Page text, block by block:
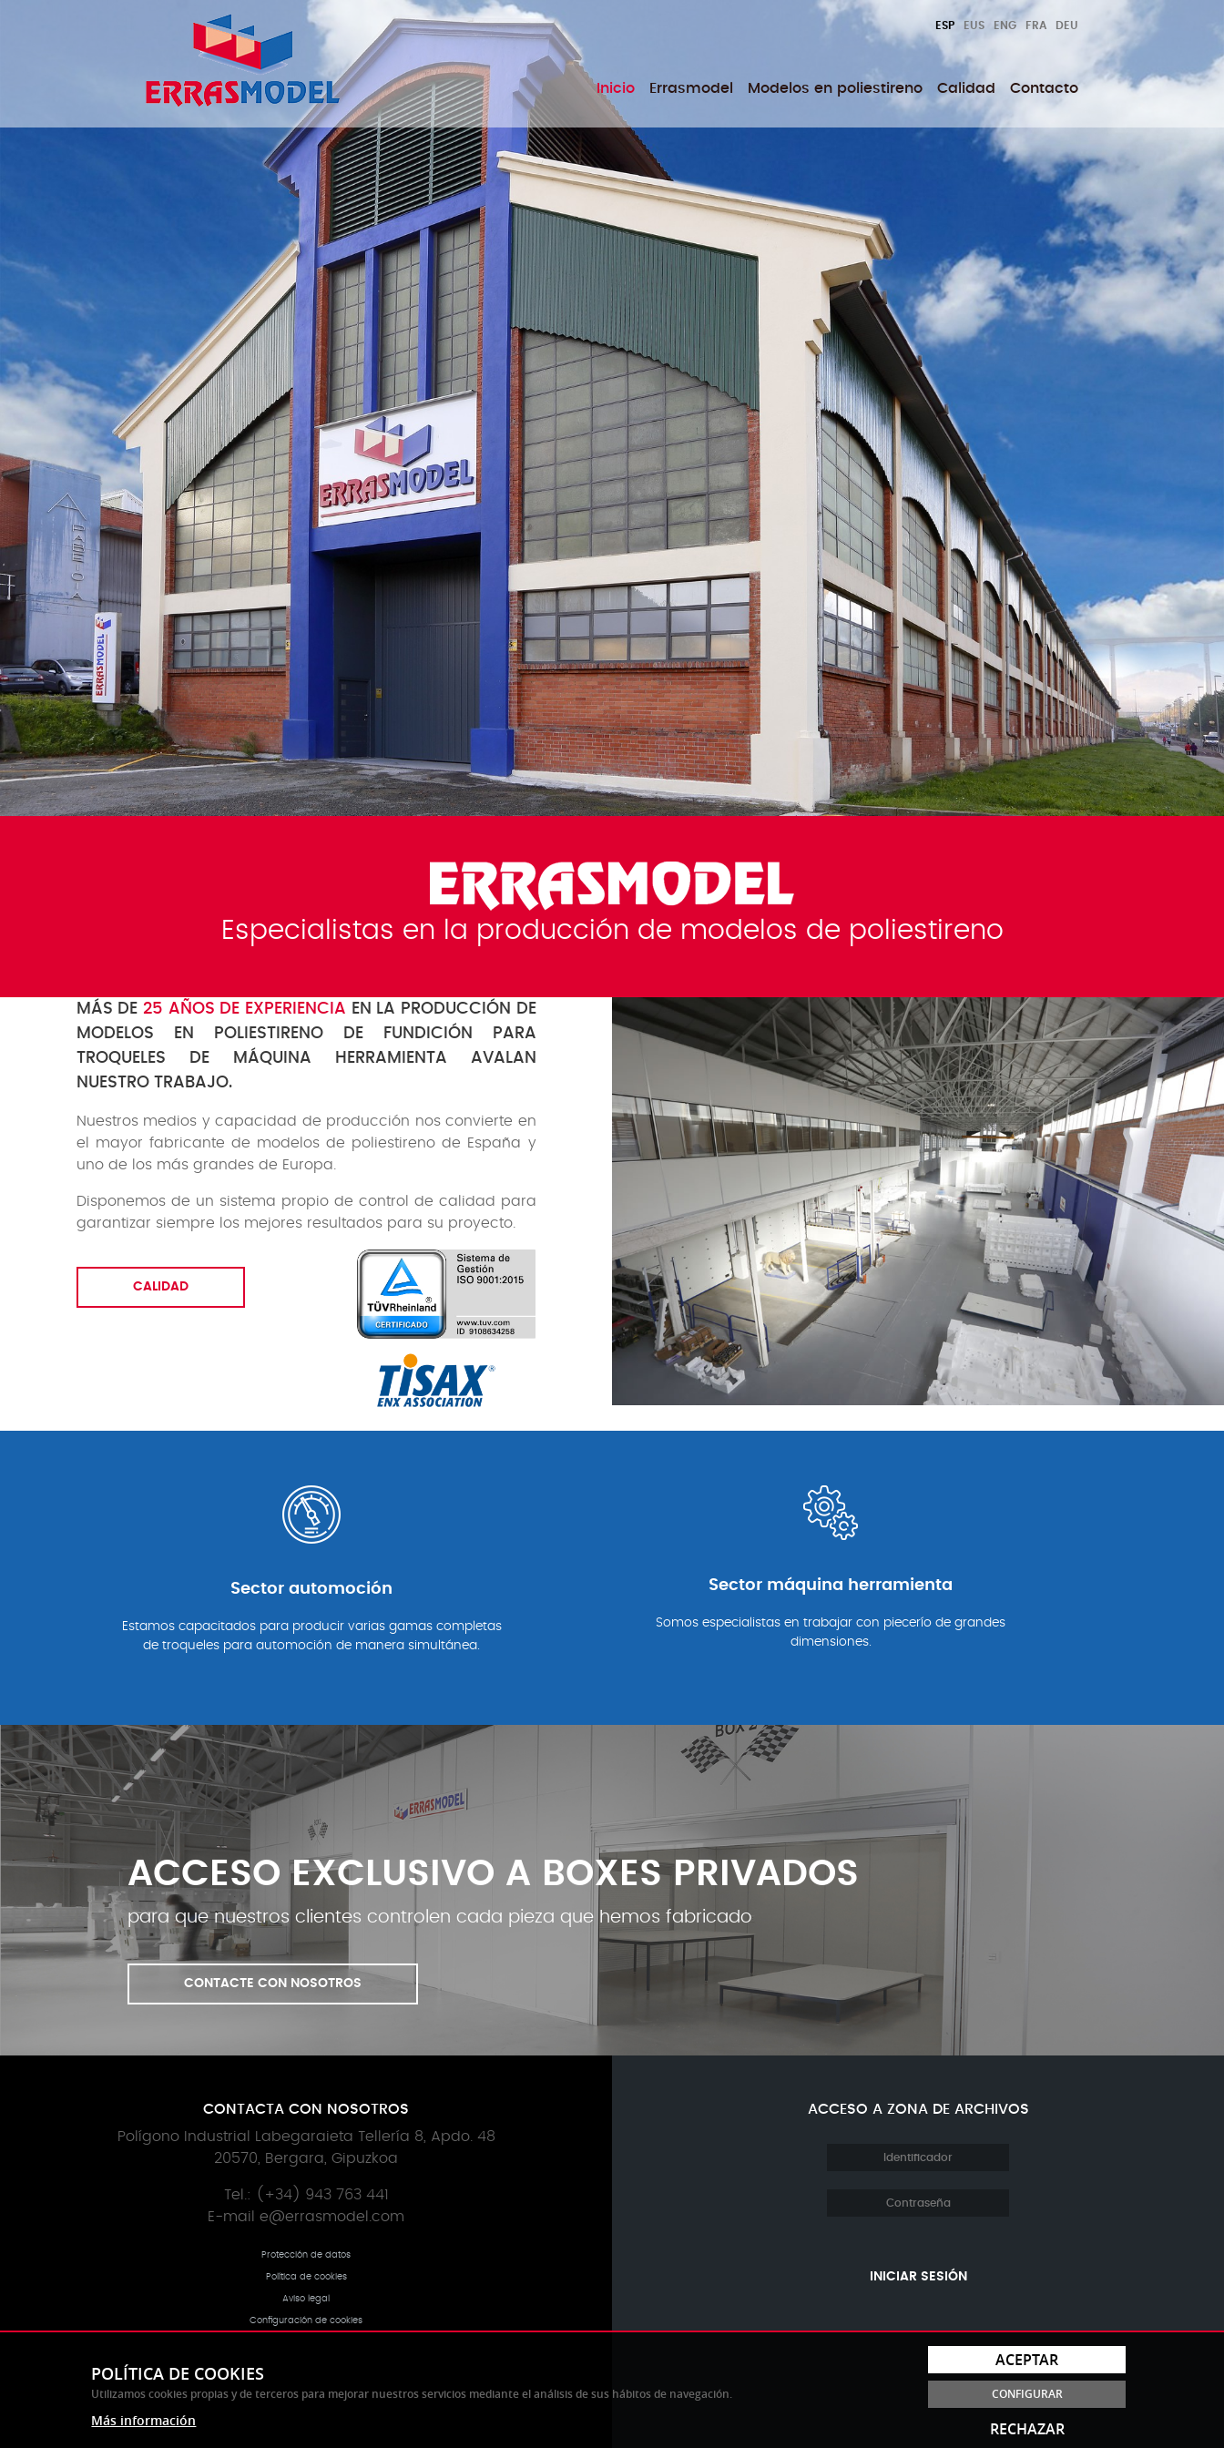
ESP EUS ENG FRA DEU
Inicio Errasmodel Modelos en poliestireno Calidad Contacto
Especialistas en la producción de modelos de poliestireno
MÁS DE 25 AÑOS DE EXPERIENCIA EN LA PRODUCCIÓN DE
MODELOS EN POLIESTIRENO DE FUNDICIÓN PARA
TROQUELES DE MÁQUINA HERRAMIENTA AVALAN
NUESTRO TRABAJO.
Nuestros medios y capacidad de producción nos convierte en
el mayor fabricante de modelos de poliestireno de España y
uno de los más grandes de Europa.
Disponemos de un sistema propio de control de calidad para
garantizar siempre los mejores resultados para su proyecto.
CALIDAD
Sector automoción
Estamos capacitados para producir varias gamas completas
de troqueles para automoción de manera simultánea.
Sector máquina herramienta
Somos especialistas en trabajar con piecerío de grandes
dimensiones.
ACCESO EXCLUSIVO A BOXES PRIVADOS
para que nuestros clientes controlen cada pieza que hemos fabricado
CONTACTE CON NOSOTROS
CONTACTA CON NOSOTROS
Polígono Industrial Labegaraieta Tellería 8, Apdo. 48
20570, Bergara, Gipuzkoa
Tel.: (+34) 943 763 441
E-mail e@errasmodel.com
Protección de datos
Política de cookies
Aviso legal
Configuración de cookies
ACCESO A ZONA DE ARCHIVOS
INICIAR SESIÓN
POLÍTICA DE COOKIES
Utilizamos cookies propias y de terceros para mejorar nuestros servicios mediante el análisis de sus hábitos de navegación.
Más información
ACEPTAR
CONFIGURAR
RECHAZAR